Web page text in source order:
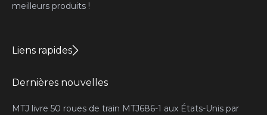
meilleurs produits !
Liens rapides
Dernières nouvelles
MTJ livre 50 roues de train MTJ686-1 aux États-Unis par